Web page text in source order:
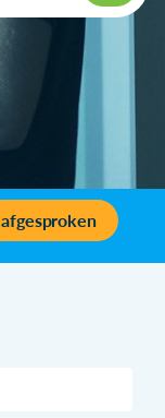
.afgesproken